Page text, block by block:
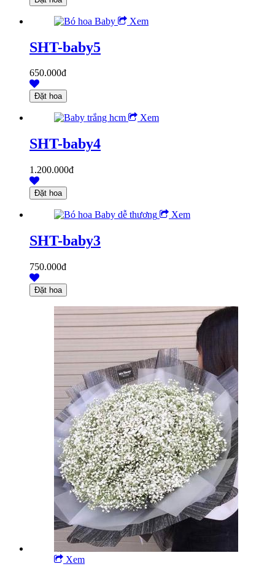
Xem
SHT-baby5
650.000đ
Xem
SHT-baby4
1.200.000đ
Xem
SHT-baby3
750.000đ
Xem